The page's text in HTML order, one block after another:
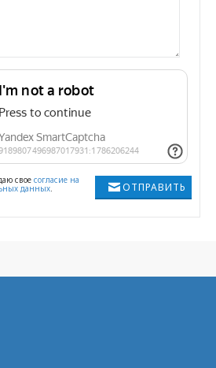
ОТПРАВИТЬ
свое согласие на
данных.